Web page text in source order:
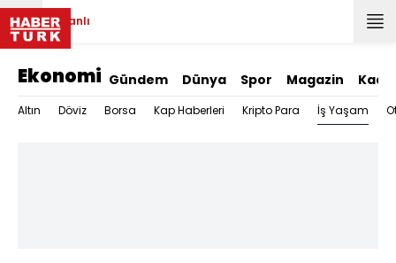
Canlı
Ekonomi Gündem Dünya Spor Magazin
Altın Döviz Borsa Kap Haberleri Kripto Para İş Yaşam